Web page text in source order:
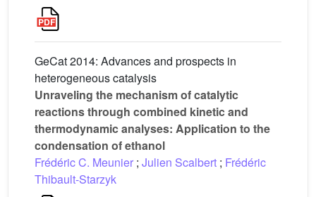
GeCat 2014: Advances and prospects in
heterogeneous catalysis
Unraveling the mechanism of catalytic
reactions through combined kinetic and
thermodynamic analyses: Application to the
condensation of ethanol
Frédéric C. Meunier ; Julien Scalbert ; Frédéric
Thibault-Starzyk